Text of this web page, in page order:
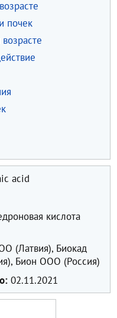
почек
acid
кислота
(Латвия), Биокад
Бион ООО (Россия)
02.11.2021